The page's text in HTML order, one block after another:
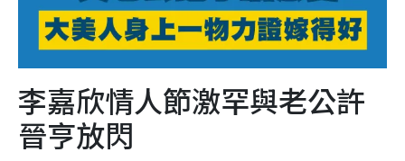
李嘉欣情人節激罕與老公許
晉亨放閃